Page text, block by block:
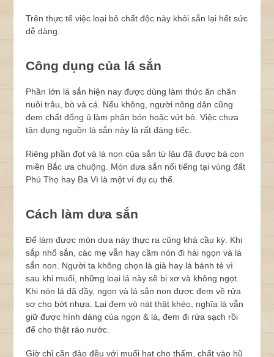
Trên thực tế việc loại bỏ chất độc này khỏi sắn lại hết sức
dễ dàng.
Công dụng của lá sắn
Phần lớn lá sắn hiện nay được dùng làm thức ăn chăn
nuôi trâu, bò và cá. Nếu không, người nông dân cũng
đem chất đống ủ làm phân bón hoặc vứt bỏ. Việc chưa
tận dụng nguồn lá sắn này là rất đáng tiếc.
Riêng phần đọt và lá non của sắn từ lâu đã được bà con
miền Bắc ưa chuộng. Món dưa sắn nổi tiếng tại vùng đất
Phú Thọ hay Ba Vì là một ví dụ cụ thể.
Cách làm dưa sắn
Để làm được món dưa này thực ra cũng khá cầu kỳ. Khi
sắp nhổ sắn, các mẹ vẫn hay cầm nón đi hái ngọn và lá
sắn non. Người ta không chọn là già hay lá bánh tẻ vì
sau khi muối, những loại lá này sẽ bị xơ và không ngọt.
Khi nón lá đã đầy, ngọn và lá sắn non được đem về rửa
sơ cho bớt nhựa. Lại đem vò nát thật khéo, nghĩa là vẫn
giữ được hình dáng của ngọn & lá, đem đi rửa sạch rồi
để cho thật ráo nước.
Giờ chỉ cần đảo đều với muối hạt cho thấm, chất vào hũ